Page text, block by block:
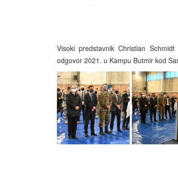
Visoki predstavnik Christian
odgovor 2021. u Kampu Butmir kod